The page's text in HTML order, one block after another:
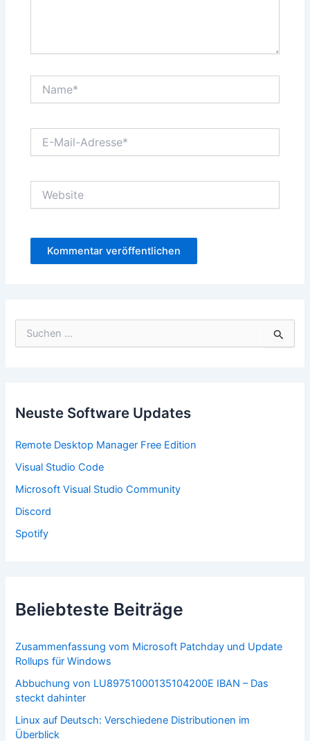
Mail-
n
h
:
Neuste Software Updates
Remote Desktop Manager Free Edition
Visual Studio Code
Microsoft Visual Studio Community
Discord
Spotify
Beliebteste Beiträge
Zusammenfassung vom Microsoft Patchday und Update
Rollups für Windows
Abbuchung von LU89751000135104200E IBAN – Das
steckt dahinter
Linux auf Deutsch: Verschiedene Distributionen im
Überblick